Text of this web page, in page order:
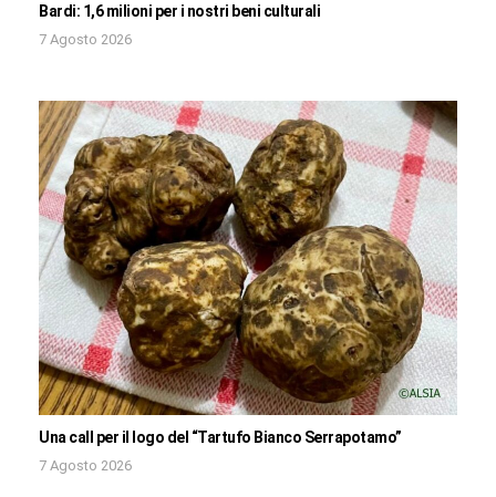
Bardi: 1,6 milioni per i nostri beni culturali
7 Agosto 2026
Una call per il logo del “Tartufo Bianco Serrapotamo”
7 Agosto 2026